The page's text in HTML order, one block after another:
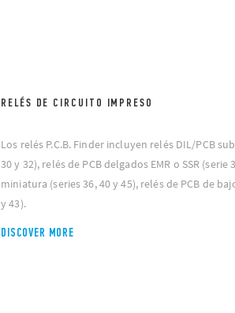
RELÉS DE CIRCUITO IMPRESO
Los relés P.C.B. Finder incluyen relés DIL/PCB
30 y 32), relés de PCB delgados EMR o SSR (serie
miniatura (series 36, 40 y 45), relés de PCB de
y 43).
DISCOVER MORE